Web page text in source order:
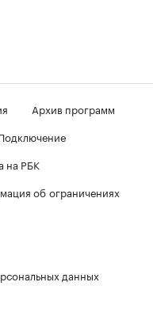
Архив программ
на РБК
об ограничениях
данных